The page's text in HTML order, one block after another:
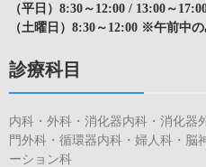
（平日）8:30～12:00 / 13:00～
（土曜日）8:30～12:00 ※午前中
診療科目
内科・外科・消化器内科・消化器
門外科・循環器内科・婦人科・脳
ーション科